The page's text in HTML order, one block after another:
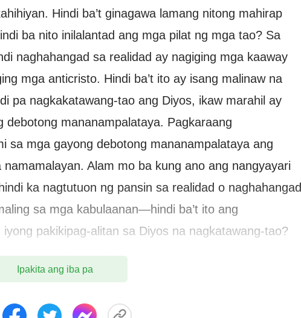
Hindi ba’t ginagawa lamang nitong mahirap
ba nito inilalantad ang mga pilat ng mga tao? Sa
naghahangad sa realidad ay nagiging mga kaaway
mga anticristo. Hindi ba’t ito ay isang malinaw na
pa nagkakatawang-tao ang Diyos, ikaw marahil ay
debotong mananampalataya. Pagkaraang
sa mga gayong debotong mananampalataya ang
Alam mo ba kung ano ang nangyayari
ka nagtutuon ng pansin sa realidad o naghahangad
sa mga kabulaanan—hindi ba’t ito ang
pakikipag-alitan sa Diyos na nagkatawang-tao?
na Cristo, kaya hindi ba’t anticristo ang lahat ng
tao? Kaya tunay ba na ang iyong pinaniniwalaan
Ipakita ang iba pa